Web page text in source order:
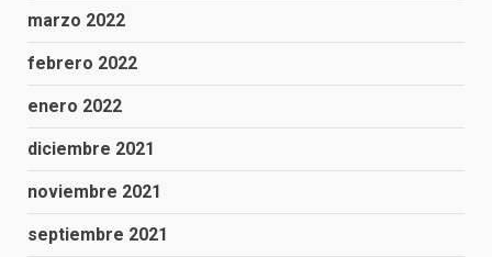
marzo 2022
febrero 2022
enero 2022
diciembre 2021
noviembre 2021
septiembre 2021